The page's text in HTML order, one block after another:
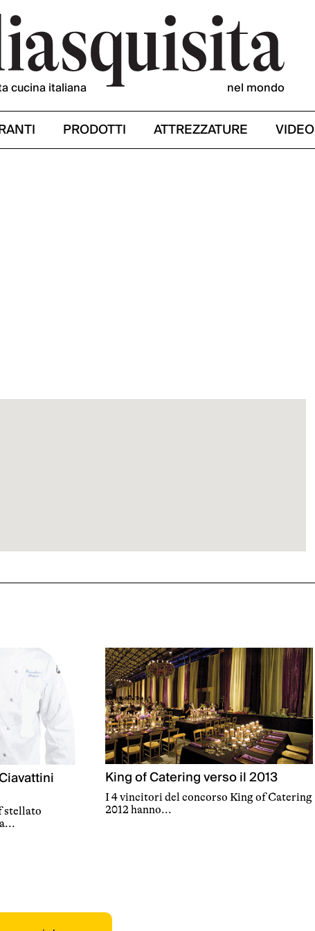
cucina italiana nel mondo
PRODOTTI ATTREZZATURE VIDEO
stellato
King of Catering verso il 2013
I 4 vincitori del concorso King of Catering
2012 hanno...